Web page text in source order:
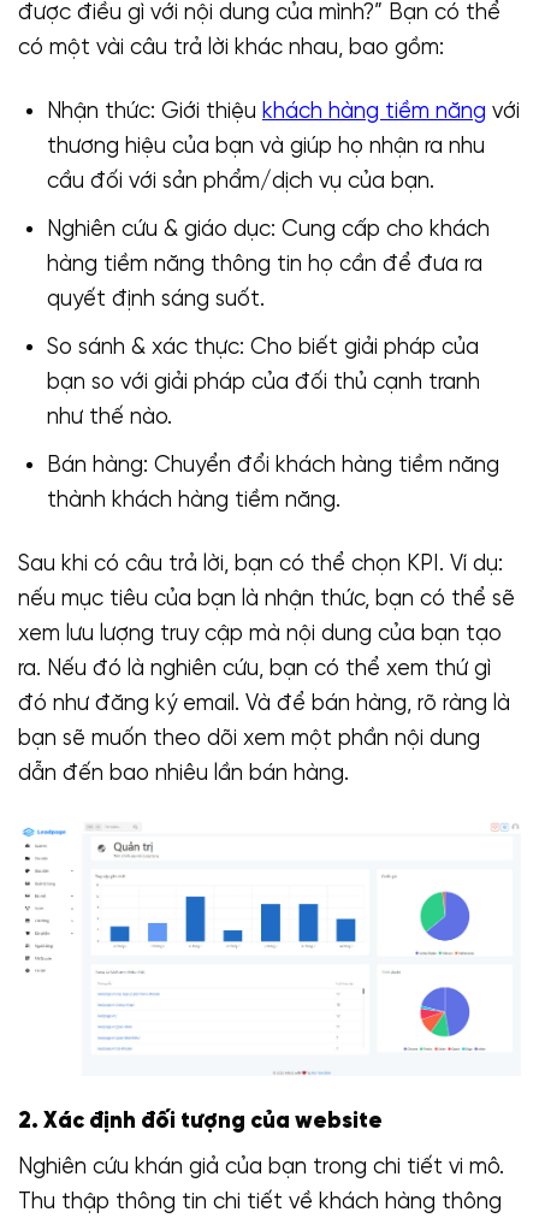
được điều gì với nội dung của mình?” Bạn có thể
có một vài câu trả lời khác nhau, bao gồm:
Nhận thức: Giới thiệu khách hàng tiềm năng với
thương hiệu của bạn và giúp họ nhận ra nhu
cầu đối với sản phẩm/dịch vụ của bạn.
Nghiên cứu & giáo dục: Cung cấp cho khách
hàng tiềm năng thông tin họ cần để đưa ra
quyết định sáng suốt.
So sánh & xác thực: Cho biết giải pháp của
bạn so với giải pháp của đối thủ cạnh tranh
như thế nào.
Bán hàng: Chuyển đổi khách hàng tiềm năng
thành khách hàng tiềm năng.
Sau khi có câu trả lời, bạn có thể chọn KPI. Ví dụ:
nếu mục tiêu của bạn là nhận thức, bạn có thể sẽ
xem lưu lượng truy cập mà nội dung của bạn tạo
ra. Nếu đó là nghiên cứu, bạn có thể xem thứ gì
đó như đăng ký email. Và để bán hàng, rõ ràng là
bạn sẽ muốn theo dõi xem một phần nội dung
dẫn đến bao nhiêu lần bán hàng.
2. Xác định đối tượng của website
Nghiên cứu khán giả của bạn trong chi tiết vi mô.
Thu thập thông tin chi tiết về khách hàng thông